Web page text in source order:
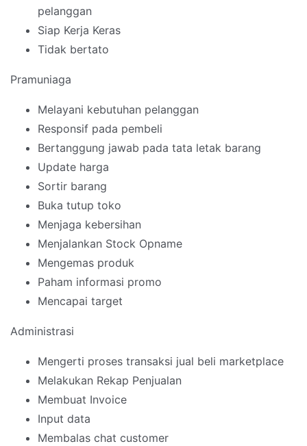
pelanggan
Siap Kerja Keras
Tidak bertato
Pramuniaga
Melayani kebutuhan pelanggan
Responsif pada pembeli
Bertanggung jawab pada tata letak barang
Update harga
Sortir barang
Buka tutup toko
Menjaga kebersihan
Menjalankan Stock Opname
Mengemas produk
Paham informasi promo
Mencapai target
Administrasi
Mengerti proses transaksi jual beli marketplace
Melakukan Rekap Penjualan
Membuat Invoice
Input data
Membalas chat customer